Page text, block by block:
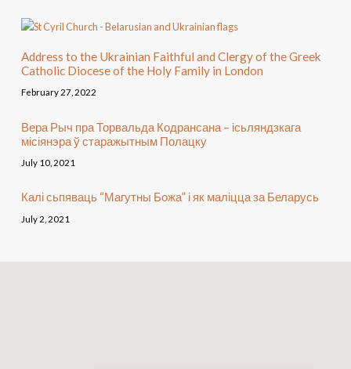
Address to the Ukrainian Faithful and Clergy of the Greek
Catholic Diocese of the Holy Family in London
February 27, 2022
Вера Рыч пра Торвальда Кодрансана – ісьляндзкага
місіянэра ў старажытным Полацку
July 10, 2021
Калі сьпяваць “Магутны Божа” і як маліцца за Беларусь
July 2, 2021